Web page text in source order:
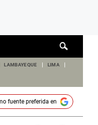
de
LAMBAYEQUE LIMA
fuente preferida en